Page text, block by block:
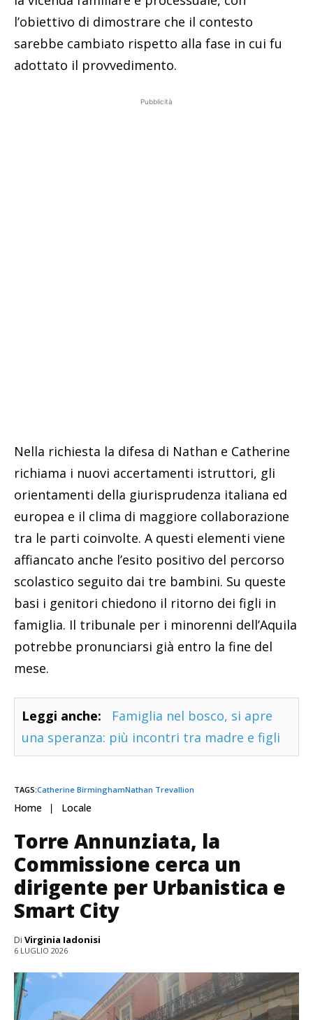
l’obiettivo di dimostrare che il contesto
sarebbe cambiato rispetto alla fase in cui fu
adottato il provvedimento.
Pubblicità
Nella richiesta la difesa di Nathan e Catherine
richiama i nuovi accertamenti istruttori, gli
orientamenti della giurisprudenza italiana ed
europea e il clima di maggiore collaborazione
tra le parti coinvolte. A questi elementi viene
affiancato anche l’esito positivo del percorso
scolastico seguito dai tre bambini. Su queste
basi i genitori chiedono il ritorno dei figli in
famiglia. Il tribunale per i minorenni dell’Aquila
potrebbe pronunciarsi già entro la fine del
mese.
Leggi anche:
Famiglia nel bosco, si apre
una speranza: più incontri tra madre e figli
TAGS:Catherine BirminghamNathan Trevallion
Home Locale
Torre Annunziata, la
Commissione cerca un
dirigente per Urbanistica e
Smart City
Di Virginia Iadonisi
6 LUGLIO 2026